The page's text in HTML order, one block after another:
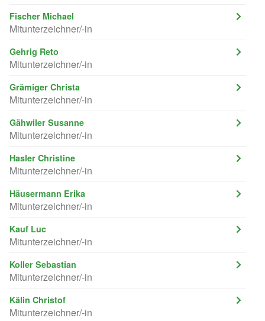
Fischer Michael
Mitunterzeichner/-in
Gehrig Reto
Mitunterzeichner/-in
Grämiger Christa
Mitunterzeichner/-in
Gähwiler Susanne
Mitunterzeichner/-in
Hasler Christine
Mitunterzeichner/-in
Häusermann Erika
Mitunterzeichner/-in
Kauf Luc
Mitunterzeichner/-in
Koller Sebastian
Mitunterzeichner/-in
Kälin Christof
Mitunterzeichner/-in